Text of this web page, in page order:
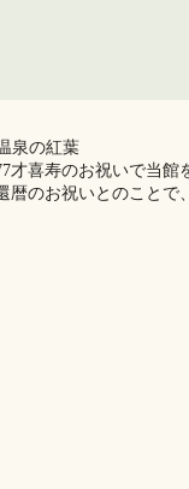
泉の紅葉
才喜寿のお祝いで当館
暦のお祝いとのことで